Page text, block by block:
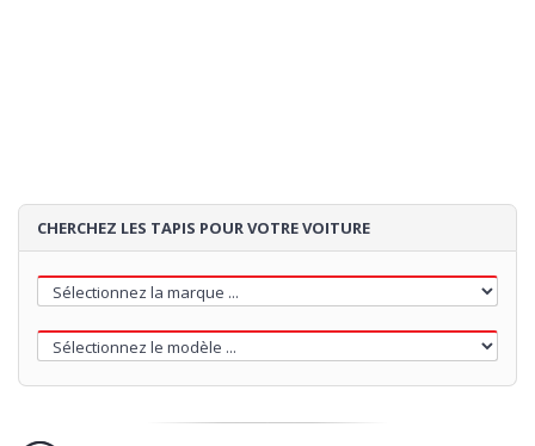
CHERCHEZ LES TAPIS POUR VOTRE VOITURE